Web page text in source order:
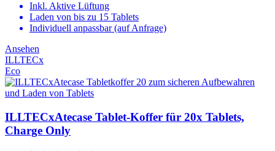
Inkl. Aktive Lüftung
Laden von bis zu 15 Tablets
Individuell anpassbar (auf Anfrage)
Ansehen
ILLTECx
Eco
ILLTECxAtecase Tablet-Koffer für 20x Tablets,
Charge Only